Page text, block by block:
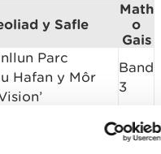
y Safle
Math
o
Gais
Parc
Hafan y Môr
Band
3
carthu
Band